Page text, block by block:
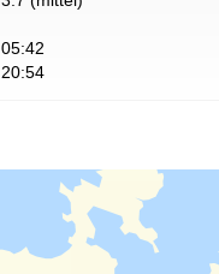
05:42
20:54